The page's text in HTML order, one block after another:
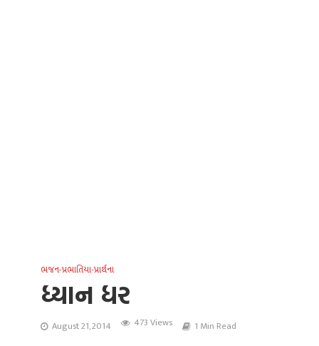
ભજન-પ્રભાતિયા-પ્રાર્થના
ધ્યાન ધર
August 21, 2014 473 Views 1 Min Read